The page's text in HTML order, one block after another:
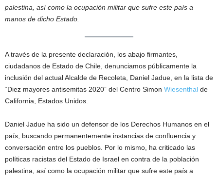
palestina, así como la ocupación militar que sufre este país a
manos de dicho Estado.
A través de la presente declaración, los abajo firmantes,
ciudadanos de Estado de Chile, denunciamos públicamente la
inclusión del actual Alcalde de Recoleta, Daniel Jadue, en la lista de
“Diez mayores antisemitas 2020” del Centro Simon Wiesenthal de
California, Estados Unidos.
Daniel Jadue ha sido un defensor de los Derechos Humanos en el
país, buscando permanentemente instancias de confluencia y
conversación entre los pueblos. Por lo mismo, ha criticado las
políticas racistas del Estado de Israel en contra de la población
palestina, así como la ocupación militar que sufre este país a